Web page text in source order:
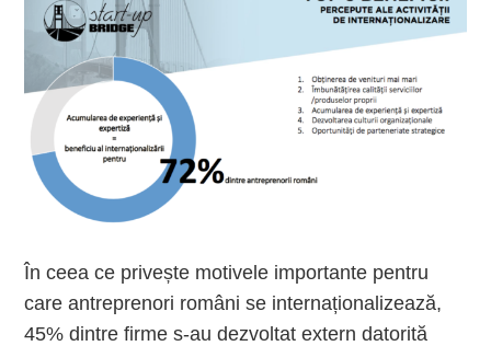
În ceea ce privește motivele importante pentru
care antreprenori români se internaționalizează,
45% dintre firme s-au dezvoltat extern datorită